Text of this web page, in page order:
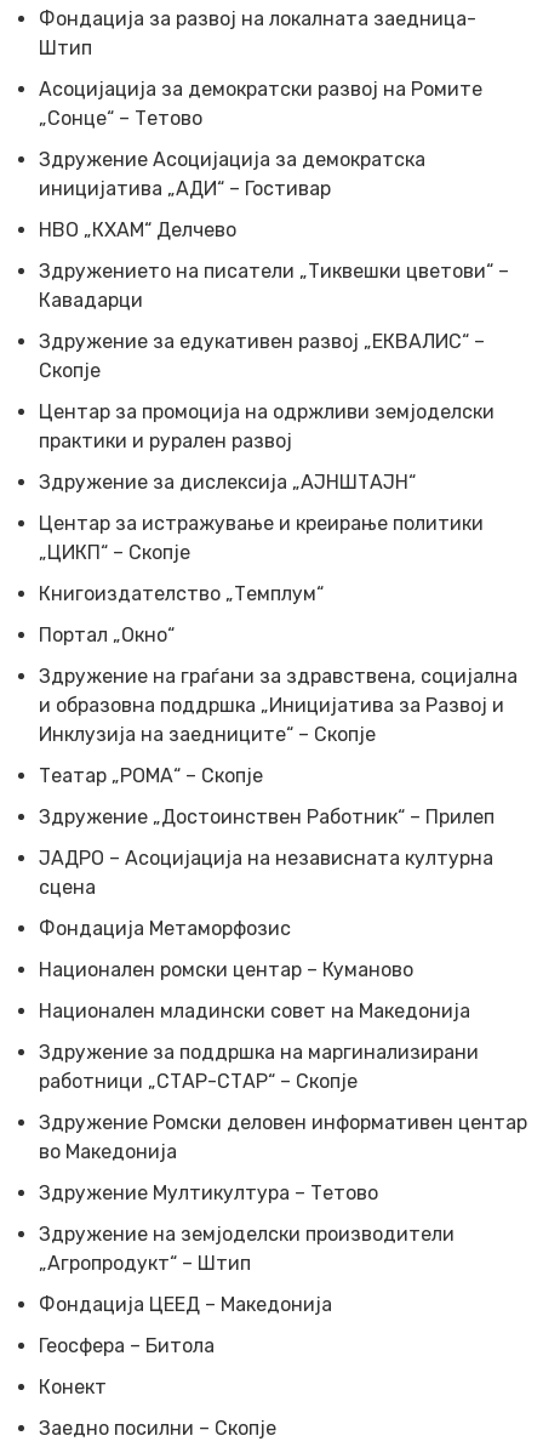
Фондација за развој на локалната заедница-
Штип
Асоцијација за демократски развој на Ромите
„Сонце“ – Тетово
Здружение Асоцијација за демократска
иницијатива „АДИ“ – Гостивар
НВО „КХАМ“ Делчево
Здружението на писатели „Тиквешки цветови“ –
Кавадарци
Здружение за едукативен развој „ЕКВАЛИС“ –
Скопје
Центар за промоција на одржливи земјоделски
практики и рурален развој
Здружение за дислексија „АЈНШТАЈН“
Центар за истражување и креирање политики
„ЦИКП“ – Скопје
Книгоиздателство „Темплум“
Портал „Окно“
Здружение на граѓани за здравствена, социјална
и образовна поддршка „Иницијатива за Развој и
Инклузија на заедниците“ – Скопје
Театар „РОМА“ – Скопје
Здружение „Достоинствен Работник“ – Прилеп
ЈАДРО – Асоцијација на независната културна
сцена
Фондација Метаморфозис
Национален ромски центар – Куманово
Национален младински совет на Македонија
Здружение за поддршка на маргинализирани
работници „СТАР-СТАР“ – Скопје
Здружение Ромски деловен информативен центар
во Македонија
Здружение Мултикултура – Тетово
Здружение на земјоделски производители
„Агропродукт“ – Штип
Фондација ЦЕЕД – Македонија
Геосфера – Битола
Конект
Заедно посилни – Скопје